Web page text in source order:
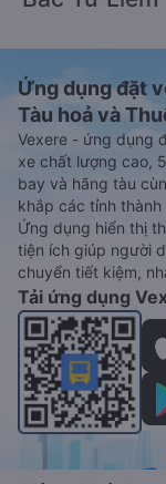
Ứng dụng đặt
Tàu hoả và
Vexere - ứng dụng
xe chất lượng cao,
bay và hãng tàu
khắp các tỉnh thành
Ứng dụng hiển thị
tiện ích giúp người
chuyển tiết kiệm,
Tải ứng dụng